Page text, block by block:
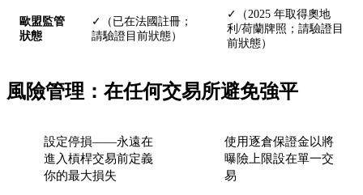
歐盟監管
狀態
✓（已在法國註冊；
請驗證目前狀態）
✓（2025 年取得奧地
利/荷蘭牌照；請驗證目
前狀態）
風險管理：在任何交易所避免強平
設定停損——永遠在
進入槓桿交易前定義
你的最大損失
使用逐倉保證金以將
曝險上限設在單一交
易